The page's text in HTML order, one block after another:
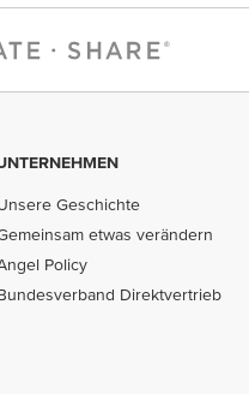
Geschichte
etwas verändern
Policy
Direktvertrieb